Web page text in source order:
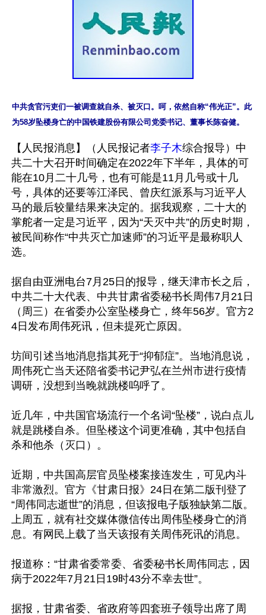
中共贪官污吏们一被调查就自杀、被灭口。呵，依然自称“伟光正”。此
为58岁坠楼身亡的中国铁建股份有限公司党委书记、董事长陈奋健。
【人民报消息】（人民报记者李子木综合报导）中
共二十大召开时间确定在2022年下半年，具体的可
能在10月二十几号，也有可能是11月几号或十几
号，具体的还要等江泽民、曾庆红派系与习近平人
马的最后较量结果来决定的。据我观察，二十大的
掌舵者一定是习近平，因为“天灭中共”的历史时期，
被民间称作“中共灭亡加速师”的习近平是最称职人
选。
据自由亚洲电台7月25日的报导，继天津市长之后，
中共二十大代表、中共甘肃省委秘书长周伟7月21日
（周三）在省委办公室坠楼身亡，终年56岁。官方2
4日发布周伟死讯，但未提死亡原因。
坊间引述当地消息指其死于“抑郁症”。当地消息说，
周伟死亡当天还陪省委书记尹弘在兰州市进行疫情
调研，没想到当晚就跳楼呜呼了。
近几年，中共国官场流行一个名词“坠楼”，说白点儿
就是跳楼自杀。但坠楼这个词更准确，其中包括自
杀和他杀（灭口）。
近期，中共国高层官员坠楼案接连发生，可见内斗
非常激烈。官方《甘肃日报》24日在第二版刊登了
“周伟同志逝世”的消息，但该报电子版独缺第二版。
上周五，就有社交媒体微信传出周伟坠楼身亡的消
息。有网民上载了当天该报有关周伟死讯的消息。
报道称：“甘肃省委常委、省委秘书长周伟同志，因
病于2022年7月21日19时43分不幸去世”。
据报，甘肃省委、省政府等四套班子领导出席了周